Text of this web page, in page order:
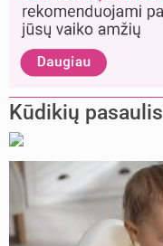
Kūdikių pasaulis